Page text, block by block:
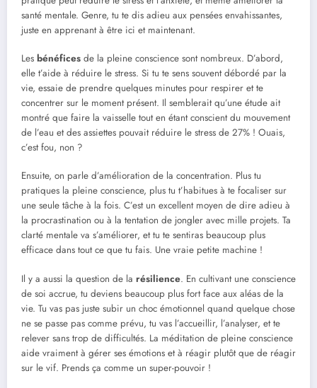
santé mentale. Genre, tu te dis adieu aux pensées envahissantes,
juste en apprenant à être ici et maintenant.
Les bénéfices de la pleine conscience sont nombreux. D’abord,
elle t’aide à réduire le stress. Si tu te sens souvent débordé par la
vie, essaie de prendre quelques minutes pour respirer et te
concentrer sur le moment présent. Il semblerait qu’une étude ait
montré que faire la vaisselle tout en étant conscient du mouvement
de l’eau et des assiettes pouvait réduire le stress de 27% ! Ouais,
c’est fou, non ?
Ensuite, on parle d’amélioration de la concentration. Plus tu
pratiques la pleine conscience, plus tu t’habitues à te focaliser sur
une seule tâche à la fois. C’est un excellent moyen de dire adieu à
la procrastination ou à la tentation de jongler avec mille projets. Ta
clarté mentale va s’améliorer, et tu te sentiras beaucoup plus
efficace dans tout ce que tu fais. Une vraie petite machine !
Il y a aussi la question de la résilience. En cultivant une conscience
de soi accrue, tu deviens beaucoup plus fort face aux aléas de la
vie. Tu vas pas juste subir un choc émotionnel quand quelque chose
ne se passe pas comme prévu, tu vas l’accueillir, l’analyser, et te
relever sans trop de difficultés. La méditation de pleine conscience
aide vraiment à gérer ses émotions et à réagir plutôt que de réagir
sur le vif. Prends ça comme un super-pouvoir !